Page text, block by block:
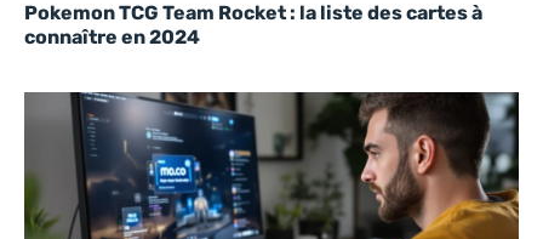
Pokemon TCG Team Rocket : la liste des cartes à
connaître en 2024